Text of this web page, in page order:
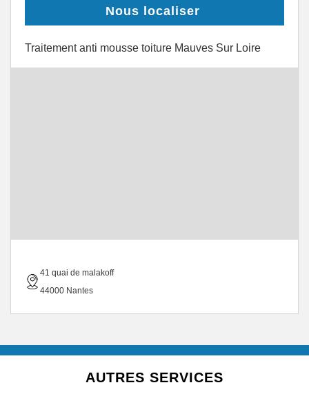
Nous localiser
Traitement anti mousse toiture Mauves Sur Loire
41 quai de malakoff
44000 Nantes
AUTRES SERVICES